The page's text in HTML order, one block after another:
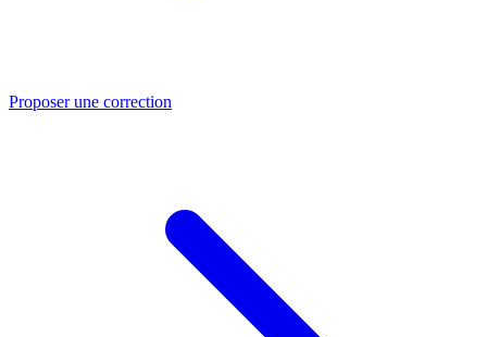
Proposer une correction